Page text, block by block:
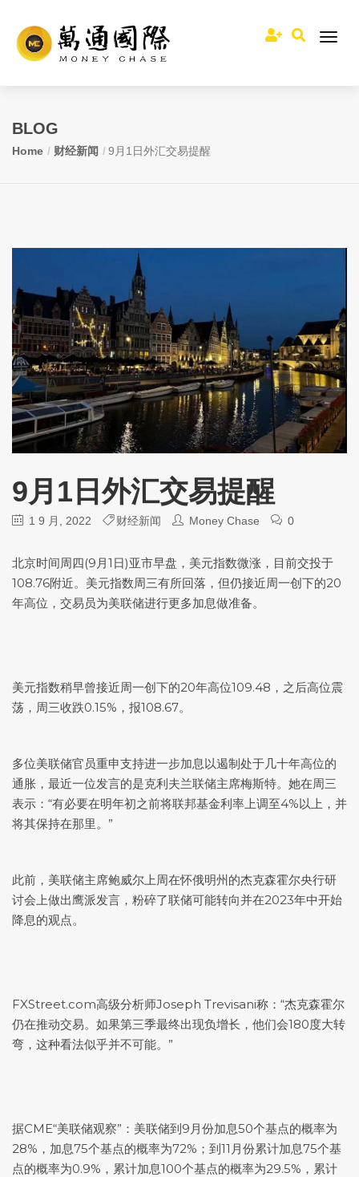
BLOG
Home 财经新闻 9月1日外汇交易提醒
9月1日外汇交易提醒
1 9 月, 2022 财经新闻 Money Chase 0
北京时间周四(9月1日)亚市早盘， 美元指数微涨，目前交投于
108.76附近。 美元指数周三有所回落，但仍接近周一创下的20
年高位，交易员为美联储进行更多加息做准备。
美元指数稍早曾接近周一创下的20年高位109.48，之后高位震
荡，周三收跌0.15%，报108.67。
多位美联储官员重申支持进一步加息以遏制处于几十年高位的
通胀，最近一位发言的是克利夫兰联储主席梅斯特。她在周三
表示：“有必要在明年初之前将联邦基金利率上调至4%以上，并
将其保持在那里。”
此前，美联储主席鲍威尔上周在怀俄明州的杰克森霍尔央行研
讨会上做出鹰派发言，粉碎了联储可能转向并在2023年中开始
降息的观点。
FXStreet.com高级分析师Joseph Trevisani称：“杰克森霍尔
仍在推动交易。如果第三季最终出现负增长，他们会180度大转
弯，这种看法似乎并不可能。”
据CME“美联储观察”：美联储到9月份加息50个基点的概率为
28%，加息75个基点的概率为72%；到11月份累计加息75个基
点的概率为0.9%，累计加息100个基点的概率为29.5%，累计